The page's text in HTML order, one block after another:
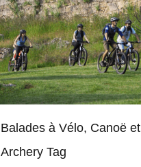
Balades à Vélo, Canoë et
Archery Tag